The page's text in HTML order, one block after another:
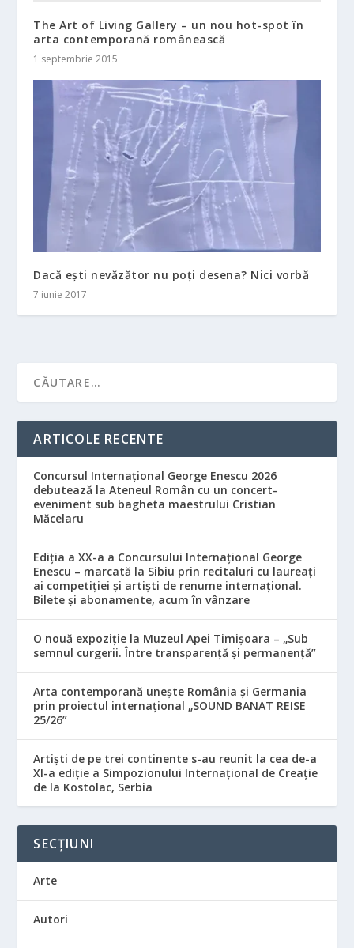
The Art of Living Gallery – un nou hot-spot în
arta contemporană românească
1 septembrie 2015
Dacă ești nevăzător nu poți desena? Nici vorbă
7 iunie 2017
ARTICOLE RECENTE
Concursul Internațional George Enescu 2026
debutează la Ateneul Român cu un concert-
eveniment sub bagheta maestrului Cristian
Măcelaru
Ediția a XX-a a Concursului Internațional George
Enescu – marcată la Sibiu prin recitaluri cu laureați
ai competiției și artiști de renume internațional.
Bilete și abonamente, acum în vânzare
O nouă expoziție la Muzeul Apei Timișoara – „Sub
semnul curgerii. Între transparență și permanență”
Arta contemporană unește România și Germania
prin proiectul internațional „SOUND BANAT REISE
25/26”
Artiști de pe trei continente s-au reunit la cea de-a
XI-a ediție a Simpozionului Internațional de Creație
de la Kostolac, Serbia
SECȚIUNI
Arte
Autori